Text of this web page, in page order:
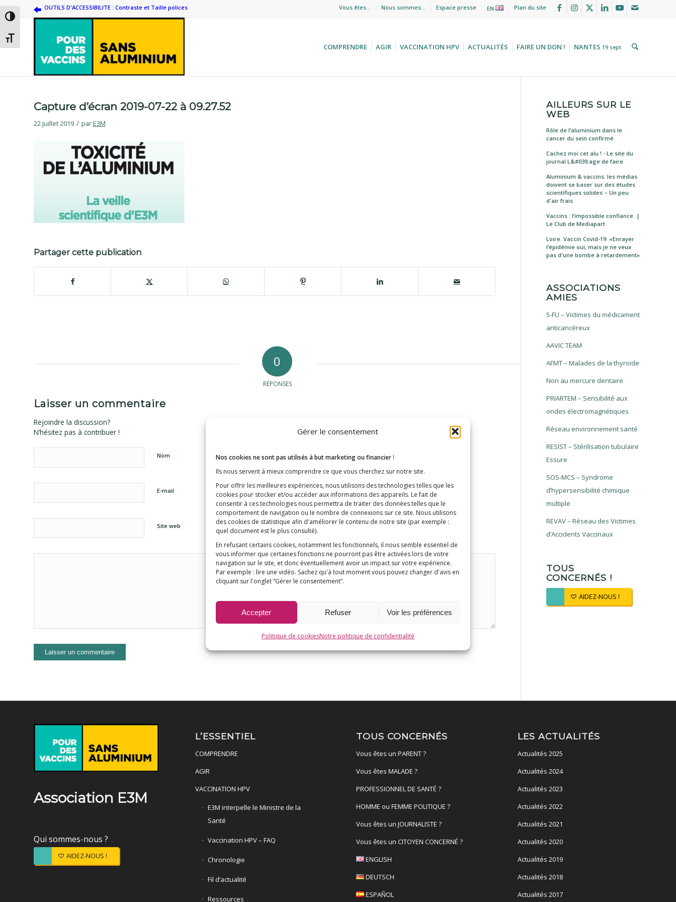
Gérer le consentement
Nos cookies ne sont pas utilisés à but marketing ou financier !
Ils nous servent à mieux comprendre ce que vous cherchez sur notre site.
Pour offrir les meilleures expériences, nous utilisons des technologies telles que les
cookies pour stocker et/ou accéder aux informations des appareils. Le fait de
consentir à ces technologies nous permettra de traiter des données telles que le
comportement de navigation ou le nombre de connexions sur ce site. Nous utilisons
des cookies de statistique afin d'améliorer le contenu de notre site (par exemple :
quel document est le plus consulté).
En refusant certains cookies, notamment les fonctionnels, il nous semble essentiel de
vous informer que certaines fonctions ne pourront pas être activées lors de votre
navigation sur le site, et donc éventuellement avoir un impact sur votre expérience.
Par exemple : lire une vidéo. Sachez qu'à tout moment vous pouvez changer d'avis en
cliquant sur l'onglet “Gérer le consentement”.
Accepter Refuser Voir les préférences
Politique de cookiesNotre politique de confidentialité
Passer en contraste élevé
Changer la taille de la police
Vous êtes… Nous sommes… Espace presse EN Plan du site
OUTILS D'ACCESSIBILITE : Contraste et Taille polices
COMPRENDRE AGIR VACCINATION HPV ACTUALITÉS FAIRE UN DON ! NANTES 19 sept
Capture d’écran 2019-07-22 à 09.27.52
22 juillet 2019 / parE3M
Partager cette publication
0
RÉPONSES
Laisser un commentaire
Rejoindre la discussion?
N’hésitez pas à contribuer !
Nom
E-mail
Site web
AILLEURS SUR LE
WEB
Rôle de l’aluminium dans le
cancer du sein confirmé
Cachez moi cet alu ! - Le site du
journal L&#039;age de faire
Aluminium & vaccins: les médias
doivent se baser sur des études
scientifiques solides – Un peu
d'air frais
Vaccins : l’impossible confiance. |
Le Club de Mediapart
Loire. Vaccin Covid-19: «Enrayer
l’épidémie oui, mais je ne veux
pas d'une bombe à retardement»
ASSOCIATIONS
AMIES
5-FU – Victimes du médicament
anticancéreux
AAVIC TEAM
AFMT – Malades de la thyroïde
Non au mercure dentaire
PRIARTEM – Sensibilité aux
ondes électromagnétiques
Réseau environnement santé
RESIST – Stérilisation tubulaire
Essure
SOS-MCS – Syndrome
d’hypersensibilité chimique
multiple
REVAV – Réseau des Victimes
d’Accidents Vaccinaux
TOUS
CONCERNÉS !
AIDEZ-NOUS !
Association E3M
Qui sommes-nous ?
AIDEZ-NOUS !
L’ESSENTIEL
COMPRENDRE
AGIR
VACCINATION HPV
E3M interpelle le Ministre de la
Santé
Vaccination HPV – FAQ
Chronologie
Fil d’actualité
Ressources
TOUS CONCERNÉS
Vous êtes un PARENT ?
Vous êtes MALADE ?
PROFESSIONNEL DE SANTÉ ?
HOMME ou FEMME POLITIQUE ?
Vous êtes un JOURNALISTE ?
Vous êtes un CITOYEN CONCERNÉ ?
ENGLISH
DEUTSCH
ESPAÑOL
LES ACTUALITÉS
Actualités 2025
Actualités 2024
Actualités 2023
Actualités 2022
Actualités 2021
Actualités 2020
Actualités 2019
Actualités 2018
Actualités 2017